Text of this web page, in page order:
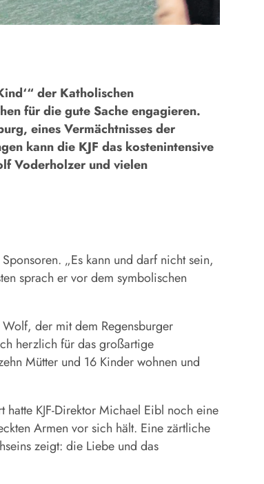
der Katholischen
für die gute Sache engagieren.
eines Vermächtnisses der
kann die KJF das kostenintensive
Voderholzer und vielen
„Es kann und darf nicht sein,
sprach er vor dem symbolischen
der mit dem Regensburger
herzlich für das großartige
Mütter und 16 Kinder wohnen und
KJF-Direktor Michael Eibl noch eine
Armen vor sich hält. Eine zärtliche
zeigt: die Liebe und das